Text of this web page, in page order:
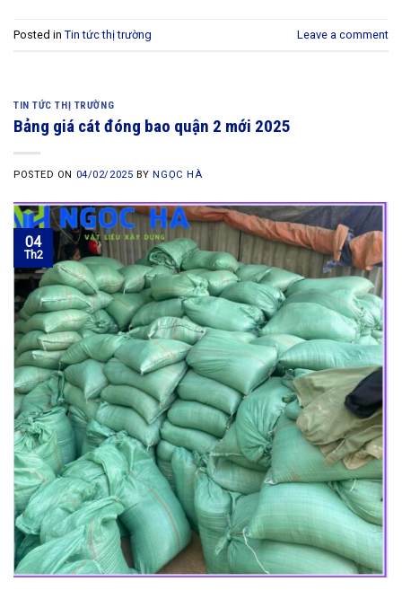
Posted in Tin tức thị trường Leave a comment
TIN TỨC THỊ TRƯỜNG
Bảng giá cát đóng bao quận 2 mới 2025
POSTED ON 04/02/2025 BYNGỌC HÀ
04
Th2